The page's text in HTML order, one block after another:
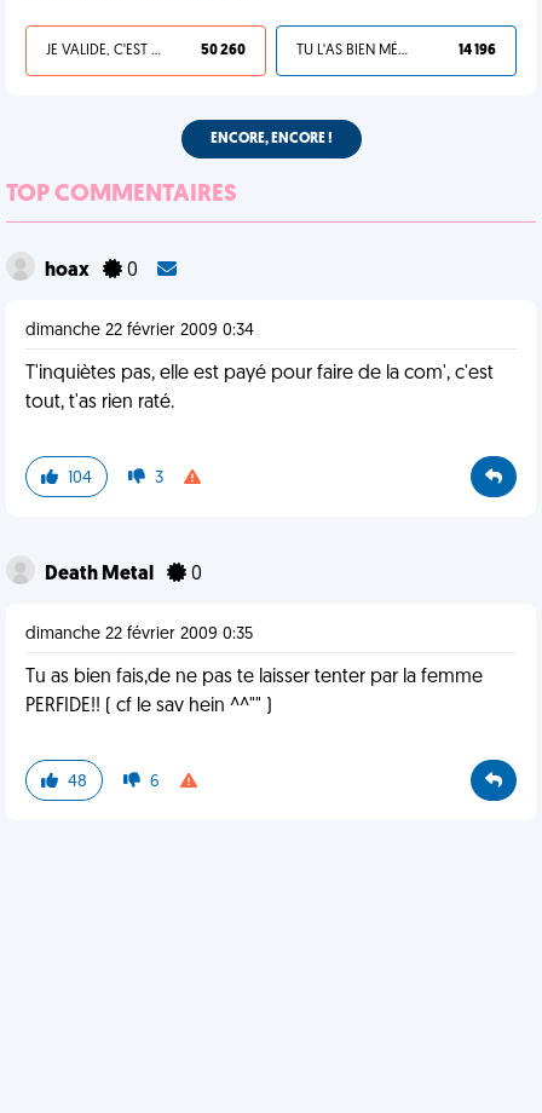
JE VALIDE, C'EST UNE VDM 50 260 TU L'AS BIEN MÉRITÉ 14 196
ENCORE, ENCORE !
TOP COMMENTAIRES
hoax 0
dimanche 22 février 2009 0:34
T'inquiètes pas, elle est payé pour faire de la com', c'est
tout, t'as rien raté.
104 3
Death Metal 0
dimanche 22 février 2009 0:35
Tu as bien fais,de ne pas te laisser tenter par la femme
PERFIDE!! ( cf le sav hein ^^"" )
48 6